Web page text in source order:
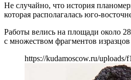
Не случайно, что история
которая располагалась юго-
Работы велись на площади около
с множеством фрагментов
https://kudamoscow.ru/uploads/